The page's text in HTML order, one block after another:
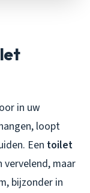
in uw
loopt
Een toilet
vervelend, maar
bijzonder in